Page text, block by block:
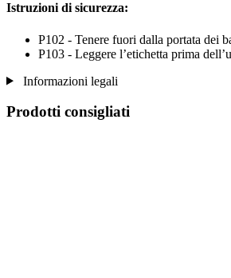
Istruzioni di sicurezza:
P102 - Tenere fuori dalla portata dei
P103 - Leggere l’etichetta prima
Informazioni legali
Prodotti consigliati